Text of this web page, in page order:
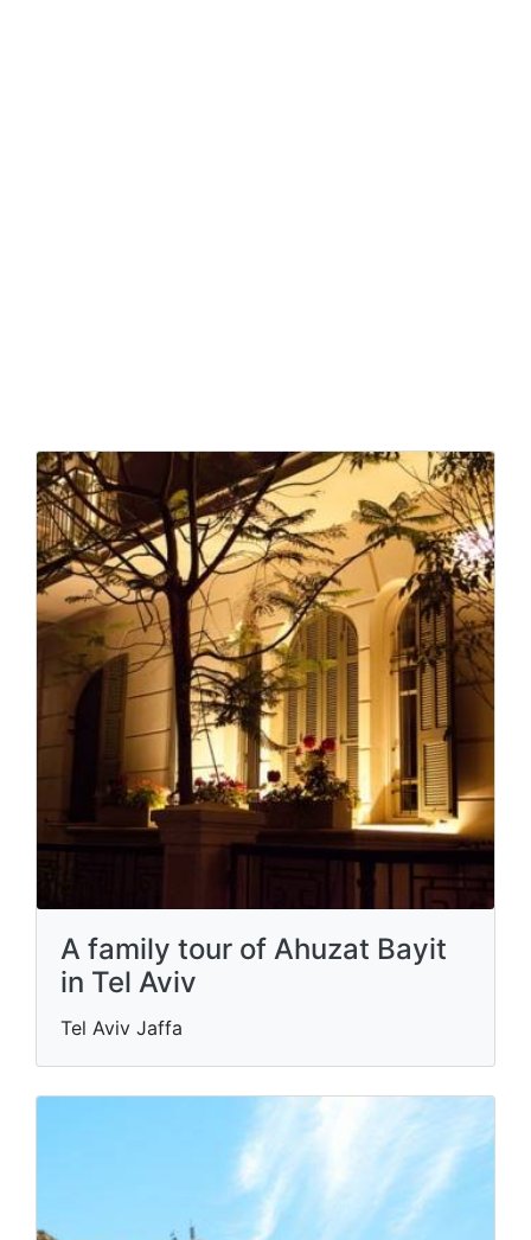
A family tour of Ahuzat Bayit
in Tel Aviv
Tel Aviv Jaffa